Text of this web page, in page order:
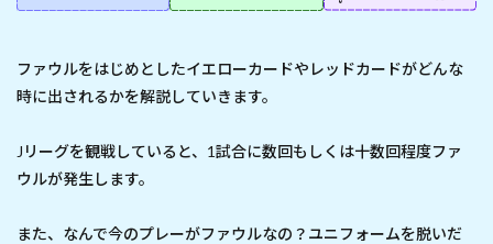
ファウルをはじめとしたイエローカードやレッドカードがどんな
時に出されるかを解説していきます。
Jリーグを観戦していると、1試合に数回もしくは十数回程度ファ
ウルが発生します。
また、なんで今のプレーがファウルなの？ユニフォームを脱いだ